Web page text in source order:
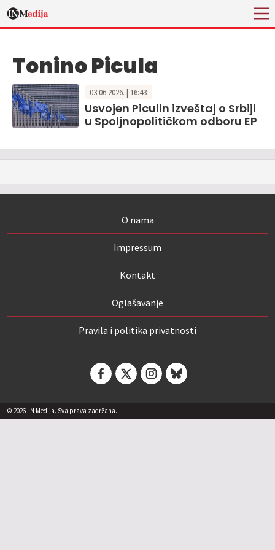
Tonino Picula
03.06.2026. | 16:43
Usvojen Piculin izveštaj o Srbiji
u Spoljnopolitičkom odboru EP
O nama
Impressum
Kontakt
Oglašavanje
Pravila i politika privatnosti
© 2026 IN Medija. Sva prava zadržana.